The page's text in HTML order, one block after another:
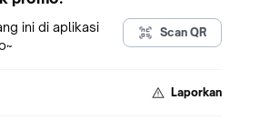
Galon Air di Samping + Isi Air Man
video kerusakan untuk melaku
ini di aplikasi
Scan QR
Laporkan